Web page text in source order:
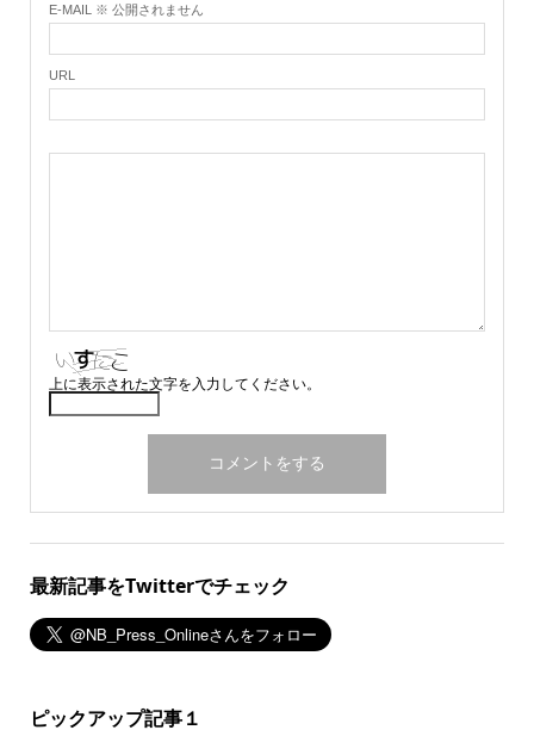
E-MAIL ※ 公開されません
URL
上に表示された文字を入力してください。
最新記事をTwitterでチェック
ピックアップ記事１